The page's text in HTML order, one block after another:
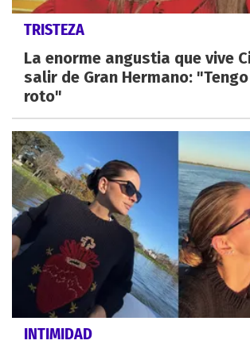
TRISTEZA
La enorme angustia que vive
salir de Gran Hermano:
roto"
INTIMIDAD